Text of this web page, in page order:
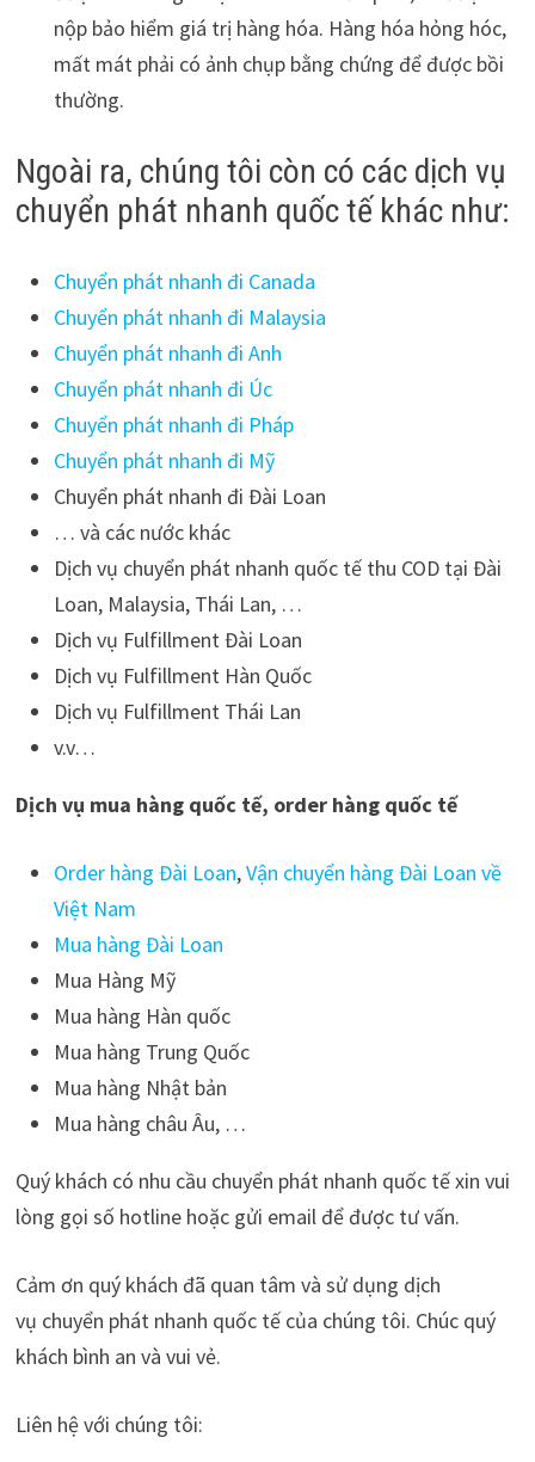
nộp bảo hiểm giá trị hàng hóa. Hàng hóa hỏng hóc,
mất mát phải có ảnh chụp bằng chứng để được bồi
thường.
Ngoài ra, chúng tôi còn có các dịch vụ
chuyển phát nhanh quốc tế khác như:
Chuyển phát nhanh đi Canada
Chuyển phát nhanh đi Malaysia
Chuyển phát nhanh đi Anh
Chuyển phát nhanh đi Úc
Chuyển phát nhanh đi Pháp
Chuyển phát nhanh đi Mỹ
Chuyển phát nhanh đi Đài Loan
… và các nước khác
Dịch vụ chuyển phát nhanh quốc tế thu COD tại Đài
Loan, Malaysia, Thái Lan, …
Dịch vụ Fulfillment Đài Loan
Dịch vụ Fulfillment Hàn Quốc
Dịch vụ Fulfillment Thái Lan
v.v…
Dịch vụ mua hàng quốc tế, order hàng quốc tế
Order hàng Đài Loan,Vận chuyển hàng Đài Loan về
Việt Nam
Mua hàng Đài Loan
Mua Hàng Mỹ
Mua hàng Hàn quốc
Mua hàng Trung Quốc
Mua hàng Nhật bản
Mua hàng châu Âu, …
Quý khách có nhu cầu chuyển phát nhanh quốc tế xin vui
lòng gọi số hotline hoặc gửi email để được tư vấn.
Cảm ơn quý khách đã quan tâm và sử dụng dịch
vụ chuyển phát nhanh quốc tế của chúng tôi. Chúc quý
khách bình an và vui vẻ.
Liên hệ với chúng tôi: